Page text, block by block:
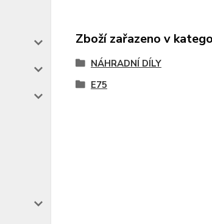
Zboží zařazeno v
NÁHRADNÍ DÍLY
E75